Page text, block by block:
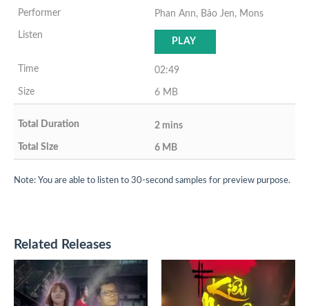
Phan Ann, Bảo Jen, Mons
PLAY
02:49
6 MB
2 mins
6 MB
Note: You are able to listen to 30-second samples for preview purpose.
Related Releases